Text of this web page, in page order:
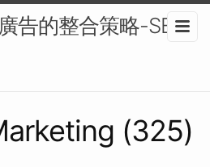
告的整合策略-SEO
(325)